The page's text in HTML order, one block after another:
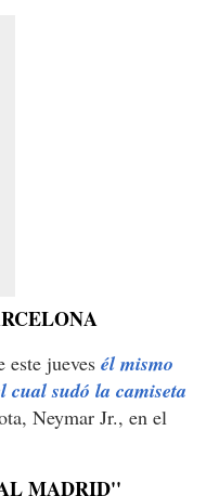
este jueves él mismo
cual sudó la camiseta
Neymar Jr., en el
MADRID''